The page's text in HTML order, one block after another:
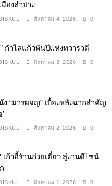
องลำปาง
สิงหาคม 4, 2026 0
กำไลแก้วพันปีแห่งทวารวดี
สิงหาคม 3, 2026 0
ง “มารผจญ” เบื้องหลังฉากสำคัญ
สิงหาคม 2, 2026 0
เก้าอี้ร้านก๋วยเตี๋ยว สู่งานดีไซน์
สิงหาคม 1, 2026 0